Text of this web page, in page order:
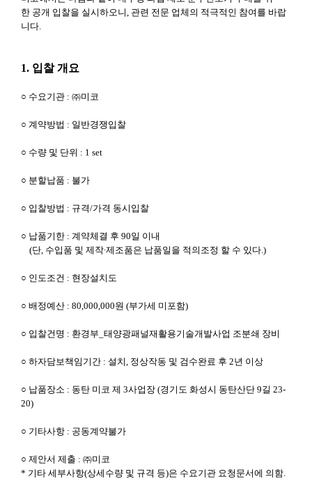
한 공개 입찰을 실시하오니, 관련 전문 업체의 적극적인 참여를 바랍
니다.
1. 입찰 개요
○ 수요기관 : ㈜미코
○ 계약방법 : 일반경쟁입찰
○ 수량 및 단위 : 1 set
○ 분할납품 : 불가
○ 입찰방법 : 규격/가격 동시입찰
○ 납품기한 : 계약체결 후 90일 이내
(단, 수입품 및 제작∙제조품은 납품일을 적의조정 할 수 있다.)
○ 인도조건 : 현장설치도
○ 배정예산 : 80,000,000원 (부가세 미포함)
○ 입찰건명 : 환경부_태양광패널재활용기술개발사업 조분쇄 장비
○ 하자담보책임기간 : 설치, 정상작동 및 검수완료 후 2년 이상
○ 납품장소 : 동탄 미코 제 3사업장 (경기도 화성시 동탄산단 9길 23-
20)
○ 기타사항 : 공동계약불가
○ 제안서 제출 : ㈜미코
* 기타 세부사항(상세수량 및 규격 등)은 수요기관 요청문서에 의함.